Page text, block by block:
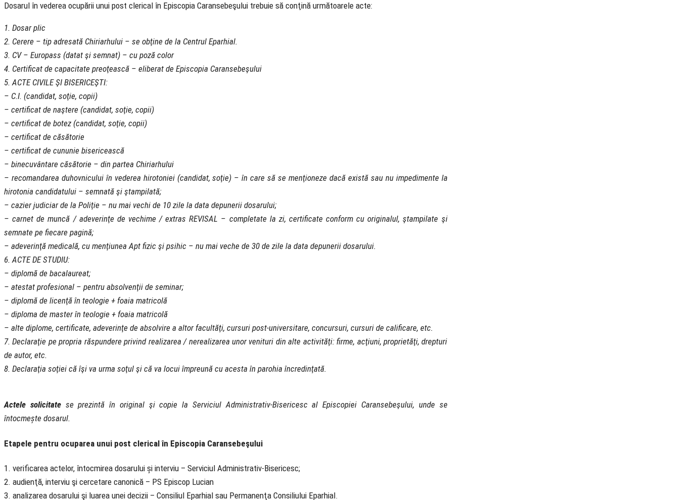
Dosarul în vederea ocupării unui post clerical în Episcopia Caransebeşului trebuie să conţină următoarele acte:
1. Dosar plic
2. Cerere – tip adresată Chiriarhului – se obţine de la Centrul Eparhial.
3. CV – Europass (datat şi semnat) – cu poză color
4. Certificat de capacitate preoţească – eliberat de Episcopia Caransebeşului
5. ACTE CIVILE ŞI BISERICEŞTI:
– C.I. (candidat, soţie, copii)
– certificat de naştere (candidat, soţie, copii)
– certificat de botez (candidat, soţie, copii)
– certificat de căsătorie
– certificat de cununie bisericească
– binecuvântare căsătorie – din partea Chiriarhului
– recomandarea duhovnicului în vederea hirotoniei (candidat, soţie) – în care să se menţioneze dacă există sau nu impedimente la
hirotonia candidatului – semnată şi ştampilată;
– cazier judiciar de la Poliţie – nu mai vechi de 10 zile la data depunerii dosarului;
– carnet de muncă / adeverinţe de vechime / extras REVISAL – completate la zi, certificate conform cu originalul, ştampilate şi
semnate pe fiecare pagină;
– adeverinţă medicală, cu menţiunea Apt fizic şi psihic – nu mai veche de 30 de zile la data depunerii dosarului.
6. ACTE DE STUDIU:
– diplomă de bacalaureat;
– atestat profesional – pentru absolvenţii de seminar;
– diplomă de licenţă în teologie + foaia matricolă
– diploma de master în teologie + foaia matricolă
– alte diplome, certificate, adeverinţe de absolvire a altor facultăţi, cursuri post-universitare, concursuri, cursuri de calificare, etc.
7. Declaraţie pe propria răspundere privind realizarea / nerealizarea unor venituri din alte activităţi: firme, acţiuni, proprietăţi, drepturi
de autor, etc.
8. Declaraţia soţiei că îşi va urma soţul şi că va locui împreună cu acesta în parohia încredinţată.
Actele solicitatese prezintă în original şi copie la Serviciul Administrativ-Bisericesc al Episcopiei Caransebeşului, unde se
întocmește dosarul.
Etapele pentru ocuparea unui post clerical în Episcopia Caransebeşului
1. verificarea actelor, întocmirea dosarului și interviu – Serviciul Administrativ-Bisericesc;
2. audienţă, interviu şi cercetare canonică – PS Episcop Lucian
3. analizarea dosarului şi luarea unei decizii – Consiliul Eparhial sau Permanenţa Consiliului Eparhial.